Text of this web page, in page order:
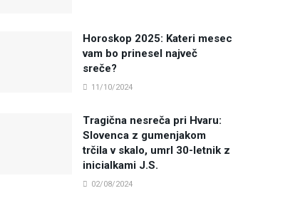
Horoskop 2025: Kateri mesec
vam bo prinesel največ
sreče?
11/10/2024
Tragična nesreča pri Hvaru:
Slovenca z gumenjakom
trčila v skalo, umrl 30-letnik z
inicialkami J.S.
02/08/2024